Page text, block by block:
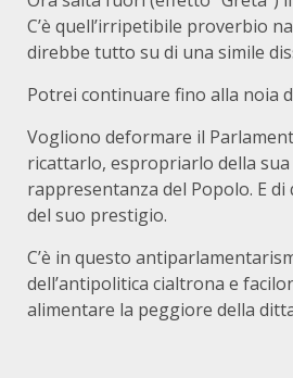
C’è quell’irripetibile proverbio
direbbe tutto su di una simile
Potrei continuare fino alla noia
Vogliono deformare il
ricattarlo, espropriarlo della
rappresentanza del Popolo. E
del suo prestigio.
C’è in questo
dell’antipolitica cialtrona e
alimentare la peggiore della